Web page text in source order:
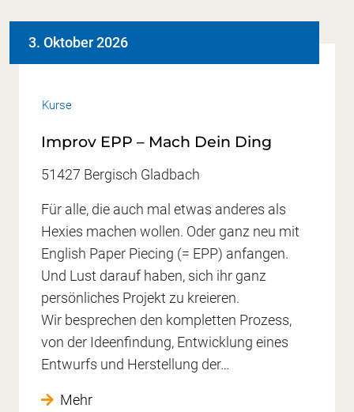
Kurse
3. Oktober 2026
Improv EPP – Mach Dein Ding
51427 Bergisch Gladbach
Für alle, die auch mal etwas anderes als
Hexies machen wollen. Oder ganz neu mit
English Paper Piecing (= EPP) anfangen.
Und Lust darauf haben, sich ihr ganz
persönliches Projekt zu kreieren.
Wir besprechen den kompletten Prozess,
von der Ideenfindung, Entwicklung eines
Entwurfs und Herstellung der…
Mehr